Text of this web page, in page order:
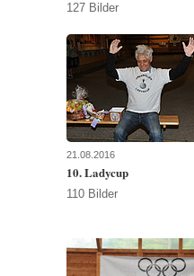
127 Bilder
21.08.2016
10. Ladycup
110 Bilder